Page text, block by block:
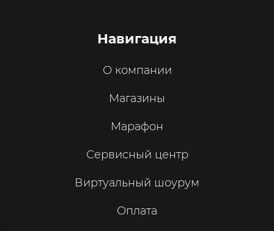
Навигация
О компании
Магазины
Марафон
Сервисный центр
Виртуальный шоурум
Оплата